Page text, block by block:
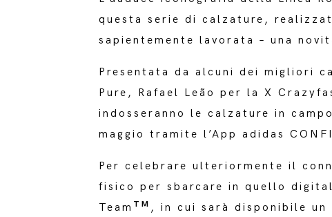
questa serie di calzature,
sapientemente lavorata – una
Presentata da alcuni dei migliori
Pure, Rafael Leão per la X
indosseranno le calzature in
maggio tramite l’App adidas
Per celebrare ulteriormente il
fisico per sbarcare in quello
Team TM , in cui sarà disponibile un